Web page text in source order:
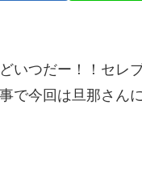
いつだー！！セレ
で今回は旦那さん